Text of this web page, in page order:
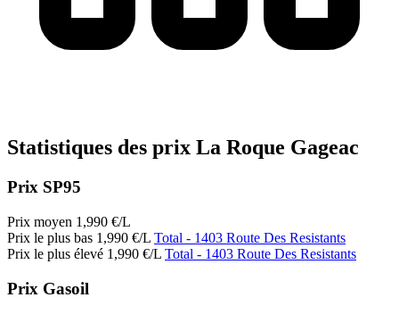
Statistiques des prix La Roque Gageac
Prix SP95
Prix moyen 1,990 €/L
Prix le plus bas 1,990 €/L Total - 1403 Route Des Resistants
Prix le plus élevé 1,990 €/L Total - 1403 Route Des Resistants
Prix Gasoil